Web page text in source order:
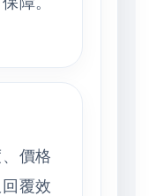
價格
覆效